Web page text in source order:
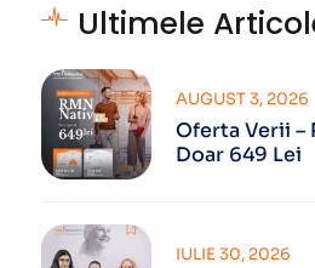
Ultimele
Oferta Verii –
Doar 649 Lei
AUGUST 3, 2026
IULIE 30, 2026